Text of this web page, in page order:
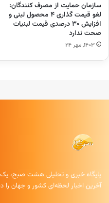
سازمان حمایت از مصرف کنندگان:
لغو قیمت گذاری ۴ محصول لبنی و
افزایش ۳۰ درصدی قیمت لبنیات
صحت ندارد
۱۴۰۳, مهر ۲۴
پایگاه خبری و تحلیلی هشت صبح،
آخرین اخبار لحظه‌ای کشور و جهان را